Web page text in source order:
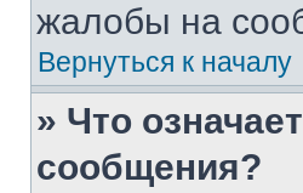
жалобы на
Вернуться к началу
» Что
сообщения?